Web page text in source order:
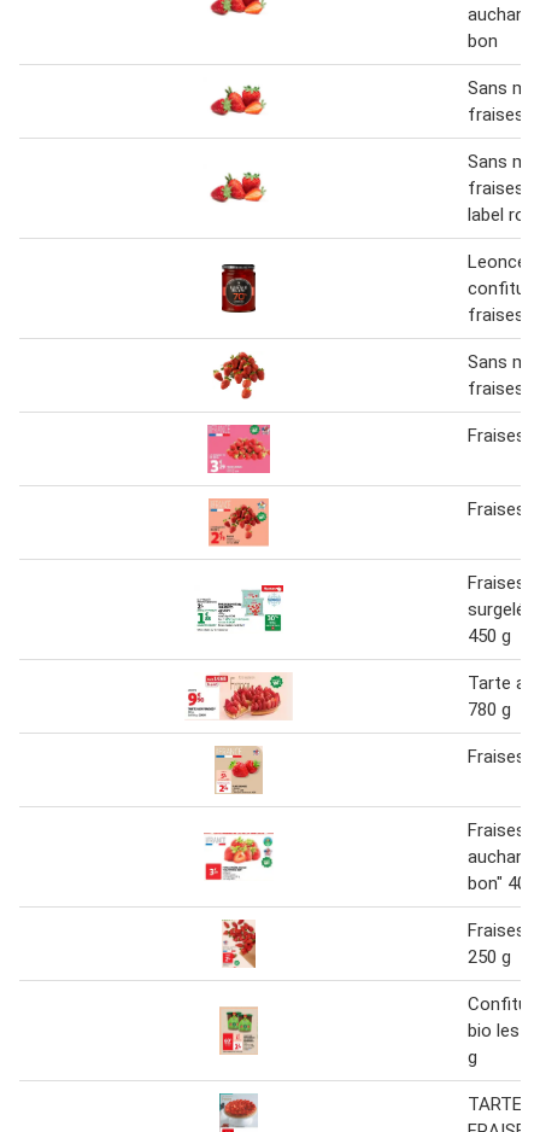
auchan
bon
Sans
fraises
Sans
fraises
label
Leonce
fraises
Sans
fraises
Fraises
Fraises
Fraises
450 g
Tarte
780 g
Fraises
Fraises
auchan
bon" 400
Fraises
250 g
bio les
g
TARTE